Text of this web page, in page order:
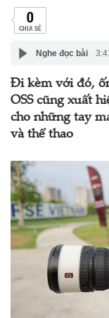
0
CHIA SẺ
Nghe đọc bài
Đi kèm với đó,
OSS cũng xuất
cho những tay
và thể thao